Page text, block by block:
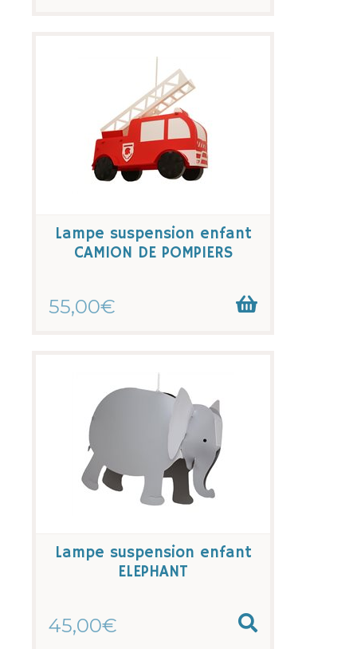
Lampe suspension enfant
CAMION DE POMPIERS
55,00€
Lampe suspension enfant
ELEPHANT
45,00€